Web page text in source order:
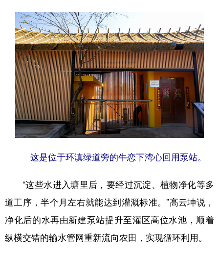
这是位于环滇绿道旁的牛恋下湾心回用泵站。
“这些水进入塘里后，要经过沉淀、植物净化等多
道工序，半个月左右就能达到灌溉标准。”高云坤说，
净化后的水再由新建泵站提升至灌区高位水池，顺着
纵横交错的输水管网重新流向农田，实现循环利用。